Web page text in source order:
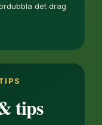
det drag
tips